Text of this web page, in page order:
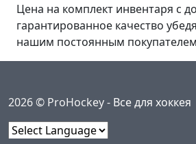
Цена на комплект инвентаря с
гарантированное качество
нашим постоянным
2026 © ProHockey - Все для хоккея